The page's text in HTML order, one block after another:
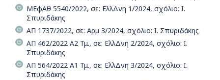
ΜΕφΑθ 5540/2022, σε: ΕλλΔνη 1/2024, σχόλιο: Ι.
Σπυριδάκης
ΑΠ 1737/2022, σε: Αρμ 3/2024, σχόλιο: Ι. Σπυριδάκης
ΑΠ 462/2022 Α2 Τμ., σε: ΕλλΔνη 2/2024, σχόλιο: Ι.
Σπυριδάκης
ΑΠ 564/2022 Α1 Τμ., σε: ΕλλΔνη 3/2024, σχόλιο: Ι.
Σπυριδάκης